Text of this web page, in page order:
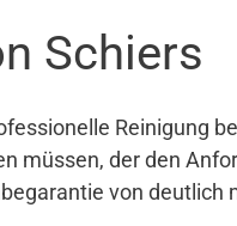
Schiers
Reinigung
müssen, der den
von deutlich